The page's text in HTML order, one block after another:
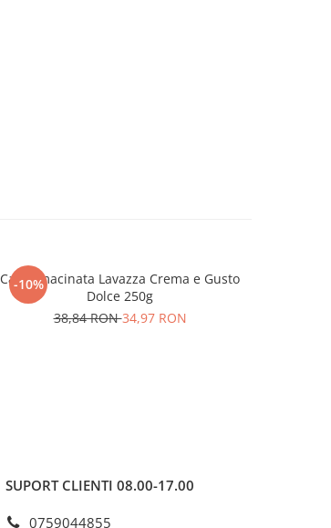
-10%
Cafea macinata Lavazza Crema e Gusto
Dolce 250g
38,84 RON34,97 RON
SUPORT CLIENTI 08.00-17.00
0759044855